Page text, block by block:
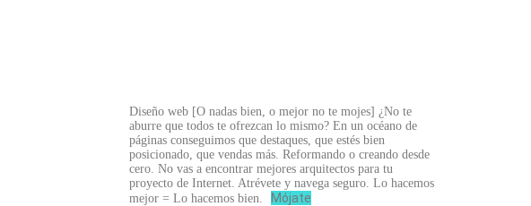
Diseño web [O nadas bien, o mejor no te mojes] ¿No te
aburre que todos te ofrezcan lo mismo? En un océano de
páginas conseguimos que destaques, que estés bien
posicionado, que vendas más. Reformando o creando desde
cero. No vas a encontrar mejores arquitectos para tu
proyecto de Internet. Atrévete y navega seguro. Lo hacemos
mejor = Lo hacemos bien.
Mójate